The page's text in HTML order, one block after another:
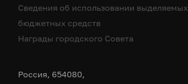
Сведения об использовании выделяемых
бюджетных средств
Награды городского Совета
Россия, 654080,